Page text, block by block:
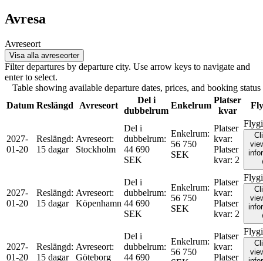
Avresa
Avreseort
Visa alla avreseorter
Filter departures by departure city. Use arrow keys to navigate and
enter to select.
Table showing available departure dates, prices, and booking
Datum Reslängd Avreseort
Del i
dubbelrum
Enkelrum
Platser
kvar
2027-
01-20
Reslängd:
15 dagar
Avreseort:
Stockholm
Del i
dubbelrum:
44 690
SEK
Enkelrum:
56 750
SEK
Platser
kvar:
Platser
kvar: 2
2027-
01-20
Reslängd:
15 dagar
Avreseort:
Köpenhamn
Del i
dubbelrum:
44 690
SEK
Enkelrum:
56 750
SEK
Platser
kvar:
Platser
kvar: 2
2027-
01-20
Reslängd:
15 dagar
Avreseort:
Göteborg
Del i
dubbelrum:
44 690
Enkelrum:
56 750
Platser
kvar:
Platser